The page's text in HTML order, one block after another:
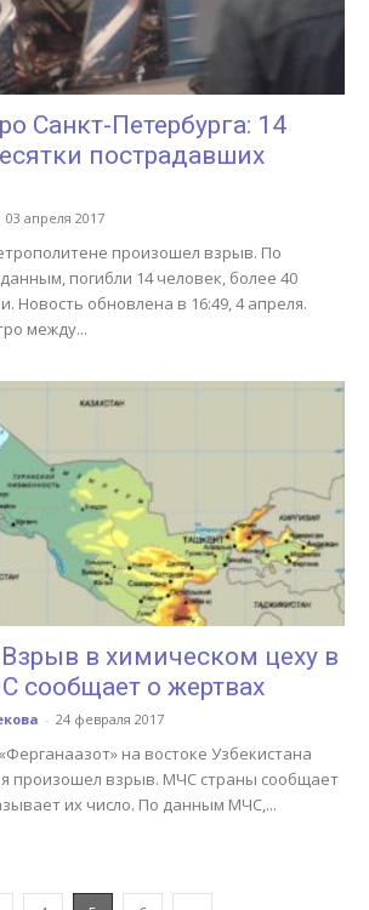
Санкт-Петербурга: 14
пострадавших
03 апреля 2017
произошел взрыв. По
погибли 14 человек, более 40
Новость обновлена в 16:49, 4 апреля.
между...
в химическом цеху в
сообщает о жертвах
- 24 февраля 2017
на востоке Узбекистана
произошел взрыв. МЧС страны сообщает
их число. По данным МЧС,...